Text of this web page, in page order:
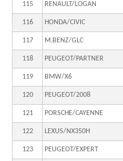
115 RENAULT/LOGAN
116 HONDA/CIVIC
117 M.BENZ/GLC
118 PEUGEOT/PARTNER
119 BMW/X6
120 PEUGEOT/2008
121 PORSCHE/CAYENNE
122 LEXUS/NX350H
123 PEUGEOT/EXPERT